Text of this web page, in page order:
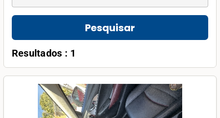
Pesquisar
Resultados : 1